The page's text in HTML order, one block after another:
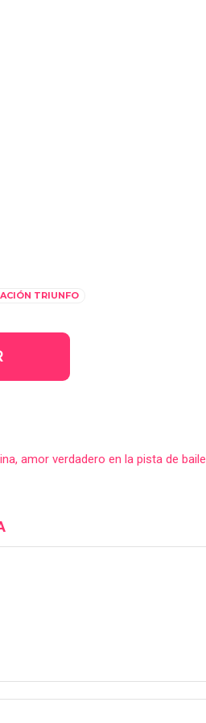
TRIUNFO
amor verdadero en la pista de baile